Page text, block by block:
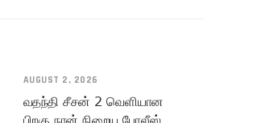
AUGUST 2, 2026
வதந்தி சீசன் 2 வெளியான
பிறகு நான் நிறைய போலீஸ்